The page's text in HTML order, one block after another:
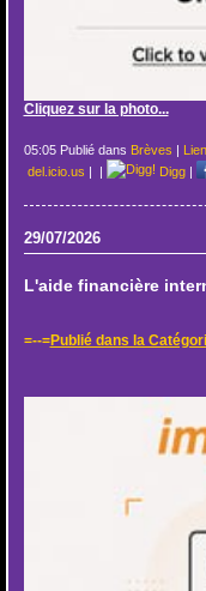
Cliquez sur la photo...
05:05 Publié dans Brèves |
del.icio.us | | Digg|
29/07/2026
L'aide financière
=--=Publié dans la